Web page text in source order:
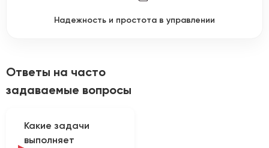
Надежность и простота в управлении
Ответы на часто
задаваемые вопросы
Какие задачи
выполняет